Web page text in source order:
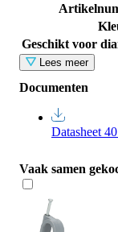
Geschikt voor
Lees meer
Documenten
Datasheet
Vaak samen